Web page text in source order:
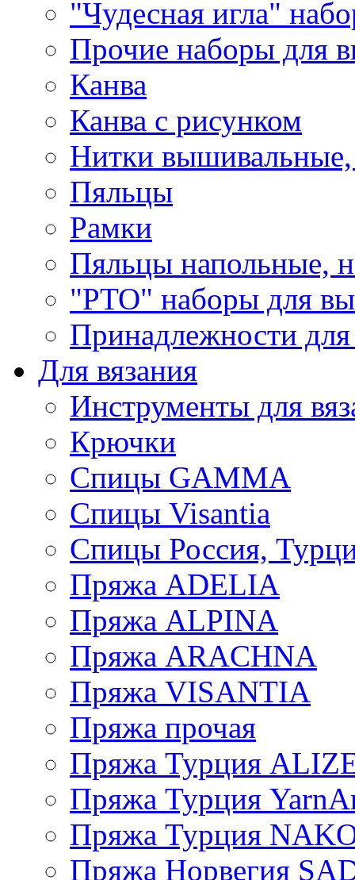
"Чудесная игла"
Прочие наборы для
Канва
Канва с рисунком
Нитки
Пяльцы
Рамки
Пяльцы напольные,
"РТО" наборы для
Принадлежности
Для вязания
Инструменты для
Крючки
Спицы GAMMA
Спицы Visantia
Спицы Россия,
Пряжа ADELIA
Пряжа ALPINA
Пряжа ARACHNA
Пряжа VISANTIA
Пряжа прочая
Пряжа Турция
Пряжа Турция
Пряжа Турция
Пряжа Норвегия